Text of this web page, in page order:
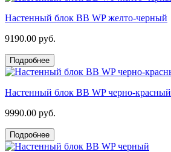
Настенный блок BB WP желто-черный
9190.00 руб.
Подробнее
Настенный блок BB WP черно-красный
9990.00 руб.
Подробнее